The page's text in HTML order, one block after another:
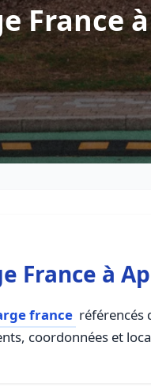
France
France à
france référencés
coordonnées et